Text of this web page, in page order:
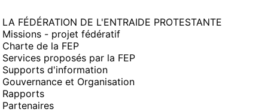
LA FÉDÉRATION DE L'ENTRAIDE PROTESTANTE
Missions - projet fédératif
Charte de la FEP
Services proposés par la FEP
Supports d'information
Gouvernance et Organisation
Rapports
Partenaires